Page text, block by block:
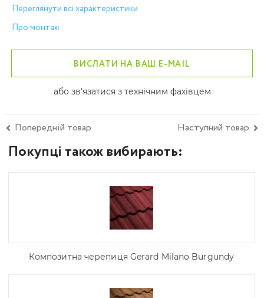
Переглянути всі характеристики
Про монтаж
ВИСЛАТИ НА ВАШ E-MAIL
або зв'язатися з технічним фахівцем
Попередній товар Наступний товар
Покупці також вибирають:
Композитна черепиця Gerard Milano Burgundy